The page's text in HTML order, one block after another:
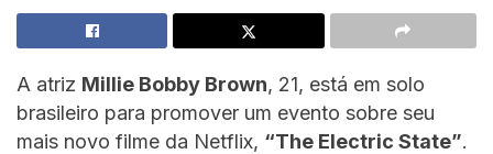
A atriz Millie Bobby Brown, 21, está em solo
brasileiro para promover um evento sobre seu
mais novo filme da Netflix, “The Electric State”.